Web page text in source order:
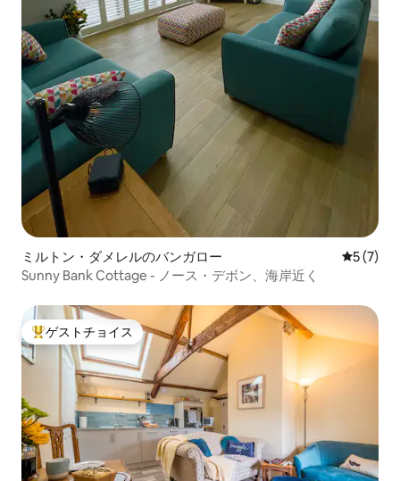
ミルトン・ダメレルのバンガロー レビュー
5 (7)
Sunny Bank Cottage - ノース・デボン、海岸近く
大好評のゲストチョイスです。
ゲストチョイス